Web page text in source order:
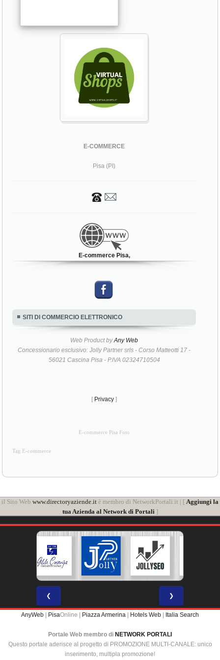
E-COMMERCE
Pisa (PI)
E-commerce Pisa,
SITI DI COMMERCIO ELETTRONICO
Web Product byAny Web
Concessionario esclusivo: Jolly Partner srls - Corso Matteotti 17 -
56021 Cascina Pisa - P.IVA 02324710504
[ Privacy ]
E-commerce Pisa Foto
Tag E-commerce
il Sito Web www.directoryaziende.it è membro di NetworkPortali.it | [ Aggiungi la
tua Azienda al Network di Portali ]
❮ ❯
AnyWeb | PisaOnline | Piazza Armerina | Hotels Web | Italia Search
Portale Web membro di NETWORK PORTALI
Questo portale aderisce al progetto di PROMOZIONE MULTI-CANALE: unico
inserimento, multipla promozione!